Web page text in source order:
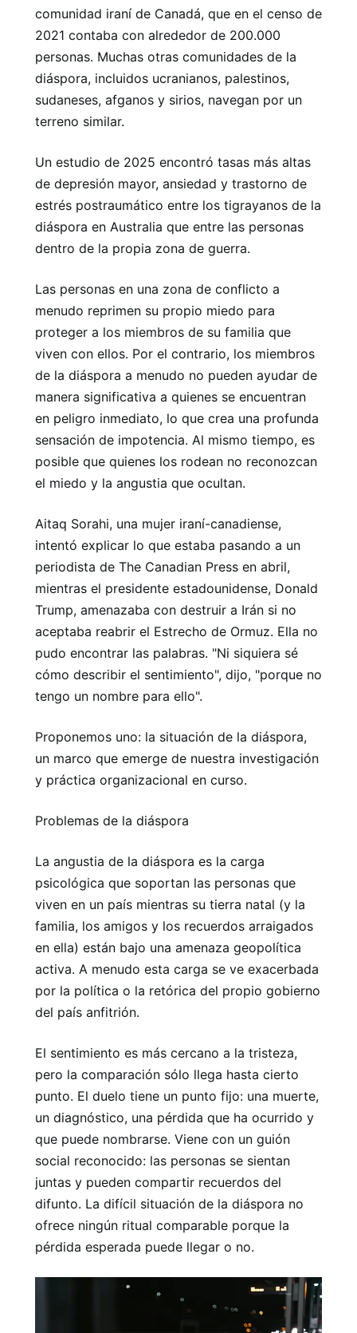
comunidad iraní de Canadá, que en el censo de
2021 contaba con alrededor de 200.000
personas. Muchas otras comunidades de la
diáspora, incluidos ucranianos, palestinos,
sudaneses, afganos y sirios, navegan por un
terreno similar.
Un estudio de 2025 encontró tasas más altas
de depresión mayor, ansiedad y trastorno de
estrés postraumático entre los tigrayanos de la
diáspora en Australia que entre las personas
dentro de la propia zona de guerra.
Las personas en una zona de conflicto a
menudo reprimen su propio miedo para
proteger a los miembros de su familia que
viven con ellos. Por el contrario, los miembros
de la diáspora a menudo no pueden ayudar de
manera significativa a quienes se encuentran
en peligro inmediato, lo que crea una profunda
sensación de impotencia. Al mismo tiempo, es
posible que quienes los rodean no reconozcan
el miedo y la angustia que ocultan.
Aitaq Sorahi, una mujer iraní-canadiense,
intentó explicar lo que estaba pasando a un
periodista de The Canadian Press en abril,
mientras el presidente estadounidense, Donald
Trump, amenazaba con destruir a Irán si no
aceptaba reabrir el Estrecho de Ormuz. Ella no
pudo encontrar las palabras. "Ni siquiera sé
cómo describir el sentimiento", dijo, "porque no
tengo un nombre para ello".
Proponemos uno: la situación de la diáspora,
un marco que emerge de nuestra investigación
y práctica organizacional en curso.
Problemas de la diáspora
La angustia de la diáspora es la carga
psicológica que soportan las personas que
viven en un país mientras su tierra natal (y la
familia, los amigos y los recuerdos arraigados
en ella) están bajo una amenaza geopolítica
activa. A menudo esta carga se ve exacerbada
por la política o la retórica del propio gobierno
del país anfitrión.
El sentimiento es más cercano a la tristeza,
pero la comparación sólo llega hasta cierto
punto. El duelo tiene un punto fijo: una muerte,
un diagnóstico, una pérdida que ha ocurrido y
que puede nombrarse. Viene con un guión
social reconocido: las personas se sientan
juntas y pueden compartir recuerdos del
difunto. La difícil situación de la diáspora no
ofrece ningún ritual comparable porque la
pérdida esperada puede llegar o no.